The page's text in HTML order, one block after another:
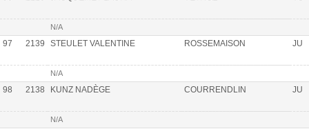
N/A
97 2139 STEULET VALENTINE ROSSEMAISON JU
N/A
98 2138 KUNZ NADÈGE COURRENDLIN JU
N/A